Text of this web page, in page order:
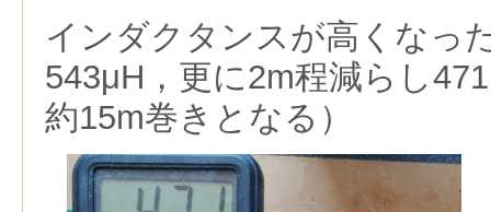
インダクタンスが高くなっ
543μH，更に2m程減らし
約15m巻きとなる）